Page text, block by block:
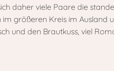
daher viele Paare die
größeren Kreis im Ausland
und den Brautkuss, viel